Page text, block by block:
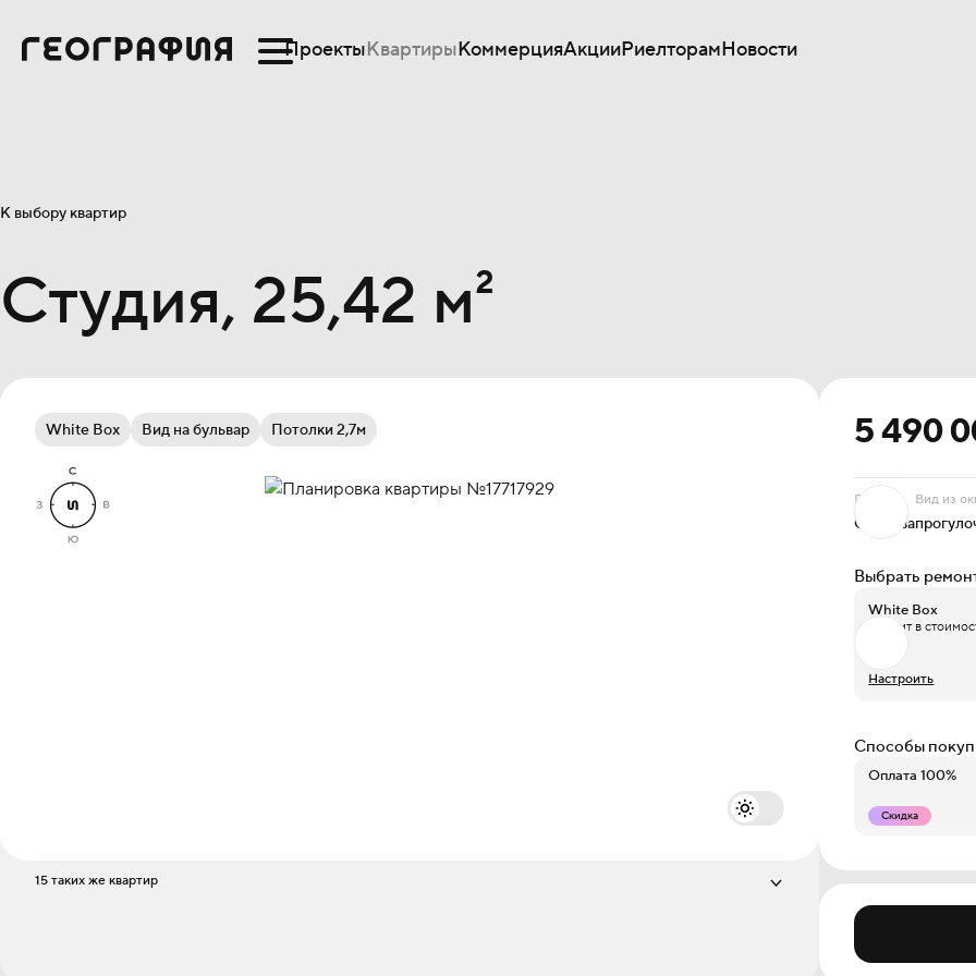
ПроектыКвартирыКоммерцияАкцииРиелторамНовости
К выбору квартир
Студия, 25,42 м²
White Box Вид на бульвар Потолки 2,7м
15 таких же квартир
5 490
Проект
Окинава
Вид из
Выбрать
White Box
Входит в
Настроить
Способы
Оплата 100%
Скидка